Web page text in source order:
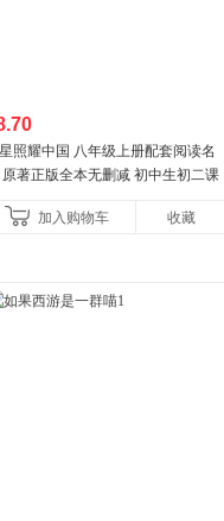
照耀中国 八年级上册配套阅读名
原著正版全本无删减 初中生初二课
加入购物车
收藏